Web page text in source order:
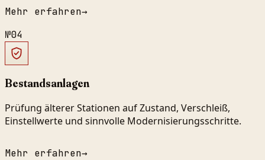
Mehr erfahren→
№04
Bestandsanlagen
Prüfung älterer Stationen auf Zustand, Verschleiß,
Einstellwerte und sinnvolle Modernisierungsschritte.
Mehr erfahren→